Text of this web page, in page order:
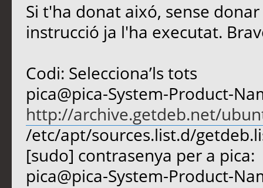
Si t'ha donat aixó, sense
instrucció ja l'ha executat.
Codi: Selecciona’ls tots
pica@pica-System-Product-
http://archive.getdeb.net/
/etc/apt/sources.list.d/
[sudo] contrasenya per a pica:
pica@pica-System-Product-